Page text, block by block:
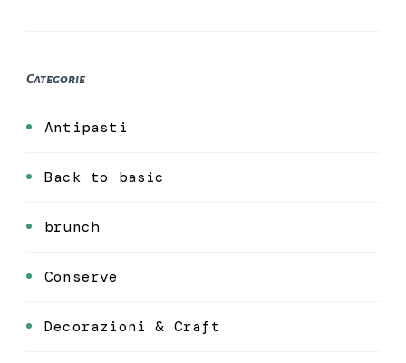
Categorie
Antipasti
Back to basic
brunch
Conserve
Decorazioni & Craft